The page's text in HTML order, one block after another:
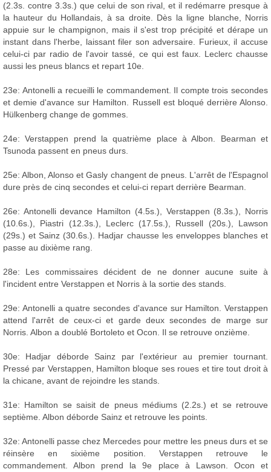
(2.3s. contre 3.3s.) que celui de son rival, et il redémarre presque à
la hauteur du Hollandais, à sa droite. Dès la ligne blanche, Norris
appuie sur le champignon, mais il s'est trop précipité et dérape un
instant dans l'herbe, laissant filer son adversaire. Furieux, il accuse
celui-ci par radio de l'avoir tassé, ce qui est faux. Leclerc chausse
aussi les pneus blancs et repart 10e.
23e: Antonelli a recueilli le commandement. Il compte trois secondes
et demie d'avance sur Hamilton. Russell est bloqué derrière Alonso.
Hülkenberg change de gommes.
24e: Verstappen prend la quatrième place à Albon. Bearman et
Tsunoda passent en pneus durs.
25e: Albon, Alonso et Gasly changent de pneus. L'arrêt de l'Espagnol
dure près de cinq secondes et celui-ci repart derrière Bearman.
26e: Antonelli devance Hamilton (4.5s.), Verstappen (8.3s.), Norris
(10.6s.), Piastri (12.3s.), Leclerc (17.5s.), Russell (20s.), Lawson
(29s.) et Sainz (30.6s.). Hadjar chausse les enveloppes blanches et
passe au dixième rang.
28e: Les commissaires décident de ne donner aucune suite à
l'incident entre Verstappen et Norris à la sortie des stands.
29e: Antonelli a quatre secondes d'avance sur Hamilton. Verstappen
attend l'arrêt de ceux-ci et garde deux secondes de marge sur
Norris. Albon a doublé Bortoleto et Ocon. Il se retrouve onzième.
30e: Hadjar déborde Sainz par l'extérieur au premier tournant.
Pressé par Verstappen, Hamilton bloque ses roues et tire tout droit à
la chicane, avant de rejoindre les stands.
31e: Hamilton se saisit de pneus médiums (2.2s.) et se retrouve
septième. Albon déborde Sainz et retrouve les points.
32e: Antonelli passe chez Mercedes pour mettre les pneus durs et se
réinsère en sixième position. Verstappen retrouve le
commandement. Albon prend la 9e place à Lawson. Ocon et